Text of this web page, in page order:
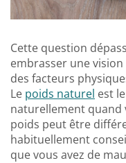
Cette question
embrasser une
des facteurs
Le poids naturel est
naturellement quand
poids peut être
habituellement
que vous avez de